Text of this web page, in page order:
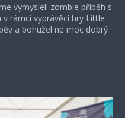
vymysleli zombie příběh s
rámci vyprávěcí hry Little
a bohužel ne moc dobrý